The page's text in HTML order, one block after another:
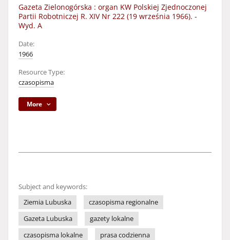
Gazeta Zielonogórska : organ KW Polskiej Zjednoczonej
Partii Robotniczej R. XIV Nr 222 (19 września 1966). -
Wyd. A
Date:
1966
Resource Type:
czasopisma
More
Subject and keywords:
Ziemia Lubuska
czasopisma regionalne
Gazeta Lubuska
gazety lokalne
czasopisma lokalne
prasa codzienna